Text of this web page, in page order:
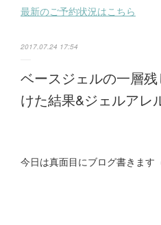
最新のご予約状況はこちら
2017.07.24 17:54
ベースジェルの一層
けた結果&ジェルアレ
今日は真面目にブログ書きます